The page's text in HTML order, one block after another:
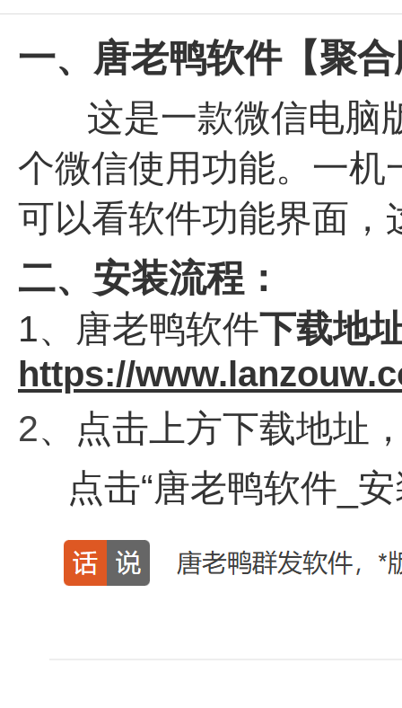
一、唐老鸭软件【聚
这是一款微信电脑
个微信使用功能。一
可以看软件功能界面，
二、安装流程：
1、唐老鸭软件下载地
https://
2、点击上方下载地址
点击“唐老鸭软件_安